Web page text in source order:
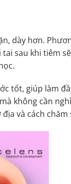
dày hơn.
sau khi tiêm
tốt, giúp làm
không cần nghỉ
và cách chăm